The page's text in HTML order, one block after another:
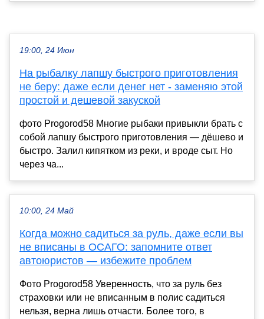
19:00, 24 Июн
На рыбалку лапшу быстрого приготовления
не беру: даже если денег нет - заменяю этой
простой и дешевой закуской
фото Progorod58 Многие рыбаки привыкли брать с
собой лапшу быстрого приготовления — дёшево и
быстро. Залил кипятком из реки, и вроде сыт. Но
через ча...
10:00, 24 Май
Когда можно садиться за руль, даже если вы
не вписаны в ОСАГО: запомните ответ
автоюристов — избежите проблем
Фото Progorod58 Уверенность, что за руль без
страховки или не вписанным в полис садиться
нельзя, верна лишь отчасти. Более того, в